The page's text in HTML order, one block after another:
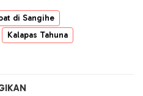
di Sangihe
Kalapas Tahuna